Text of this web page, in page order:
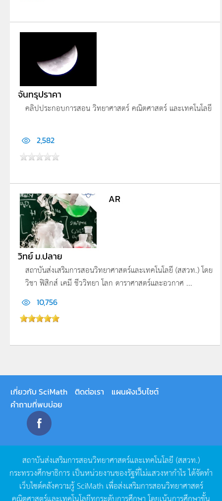
จันทรุปราคา
คลิปประกอบการสอน วิทยาศาสตร์ คณิตศาสตร์ และเทคโนโลยี
2,582
AR
วิทย์ ม.ปลาย
สถาบันส่งเสริมการสอนวิทยาศาสตร์และเทคโนโลยี (สสวท.) โดย
วิชา ฟิสิกส์ เคมี ชีววิทยา โลก ดาราศาสตร์และอวกาศ ...
10,756
เกี่ยวกับ SciMath ติดต่อเรา
แผนผังเว็บไซต์
คำถามที่พบบ่อย
สถาบันส่งเสริมการสอนวิทยาศาสตร์และเทคโนโลยี (สสวท.)
กระทรวงศึกษาธิการ เป็นหน่วยงานของรัฐที่ไม่แสวงหากำไรได้จัดทำ
เว็บไซต์คลังความรู้SciMath เพื่อส่งเสริมการสอนวิทยาศาสตร์
คณิตศาสตร์และเทคโนโลยีทุกระดับการศึกษา โดยเน้นการศึกษาขั้น